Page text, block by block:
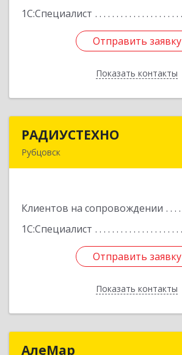
1С:Специалист
Отправить заявку
Показать контакты
Отправить заявку
Назад
РАДИУСТЕХНО
Рубцовск
Клиентов на сопровождении
1С:Специалист
Отправить заявку
Показать контакты
Отправить заявку
Назад
АлеМар